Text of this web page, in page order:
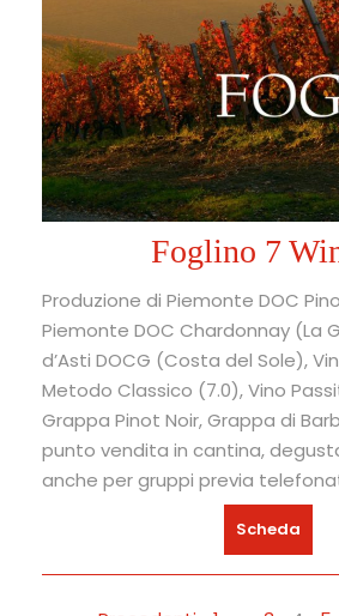
Foglino 7
Produzione di Piemonte DOC
Piemonte DOC Chardonnay (La
d’Asti DOCG (Costa del Sole),
Metodo Classico (7.0), Vino
Grappa Pinot Noir, Grappa di
punto vendita in cantina,
anche per gruppi previa
Scheda